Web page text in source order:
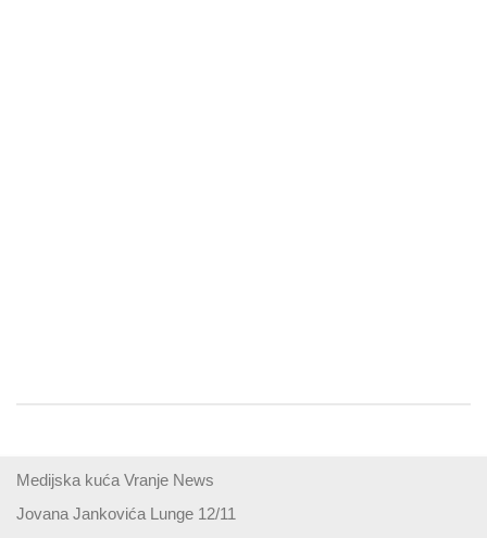
Medijska kuća Vranje News
Jovana Jankovića Lunge 12/11